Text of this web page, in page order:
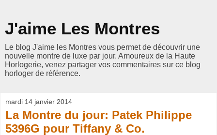
J'aime Les Montres
Le blog J'aime les Montres vous permet de découvrir une
nouvelle montre de luxe par jour. Amoureux de la Haute
Horlogerie, venez partager vos commentaires sur ce blog
horloger de référence.
mardi 14 janvier 2014
La Montre du jour: Patek Philippe
5396G pour Tiffany & Co.